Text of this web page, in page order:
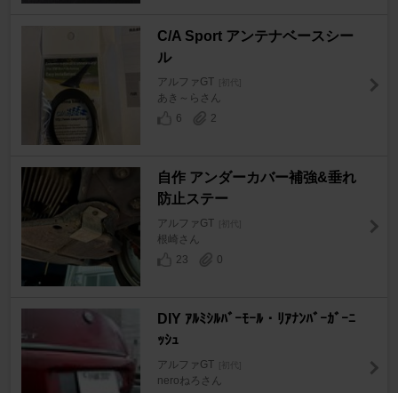
C/A Sport アンテナベースシー
ル
アルファGT [初代]
あき～らさん
6
2
自作 アンダーカバー補強&垂れ
防止ステー
アルファGT [初代]
根崎さん
23
0
DIY ｱﾙﾐｼﾙﾊﾞｰﾓｰﾙ・ﾘｱﾅﾝﾊﾞｰｶﾞｰﾆ
ｯｼｭ
アルファGT [初代]
neroねろさん